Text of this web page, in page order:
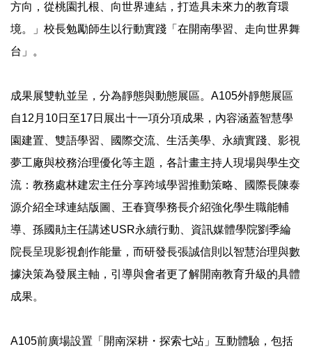
方向，從桃園扎根、向世界連結，打造具未來力的教育環
境。」校長勉勵師生以行動實踐「在開南學習、走向世界舞
台」。
成果展雙軌並呈，分為靜態與動態展區。A105外靜態展區
自12月10日至17日展出十一項分項成果，內容涵蓋智慧學
園建置、雙語學習、國際交流、生活美學、永續實踐、影視
夢工廠與校務治理優化等主題，各計畫主持人現場與學生交
流：教務處林建宏主任分享跨域學習推動策略、國際長陳泰
源介紹全球連結版圖、王春寶學務長介紹強化學生職能輔
導、孫國勛主任講述USR永續行動、資訊媒體學院劉季綸
院長呈現影視創作能量，而研發長張誠信則以智慧治理與數
據決策為發展主軸，引導與會者更了解開南教育升級的具體
成果。
A105前廣場設置「開南深耕・探索七站」互動體驗，包括